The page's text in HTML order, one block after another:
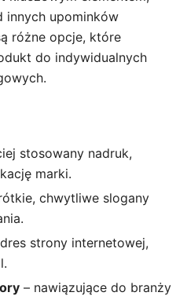
innych upominków
różne opcje, które
do indywidualnych
stosowany nadruk,
marki.
chwytliwe slogany
strony internetowej,
– nawiązujące do branży